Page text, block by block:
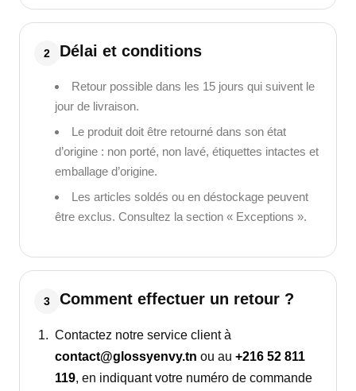
2 Délai et conditions
Retour possible dans les 15 jours qui suivent le
jour de livraison.
Le produit doit être retourné dans son état
d’origine : non porté, non lavé, étiquettes intactes et
emballage d’origine.
Les articles soldés ou en déstockage peuvent
être exclus. Consultez la section « Exceptions ».
3 Comment effectuer un retour ?
Contactez notre service client à
contact@glossyenvy.tn ou au +216 52 811
119, en indiquant votre numéro de commande